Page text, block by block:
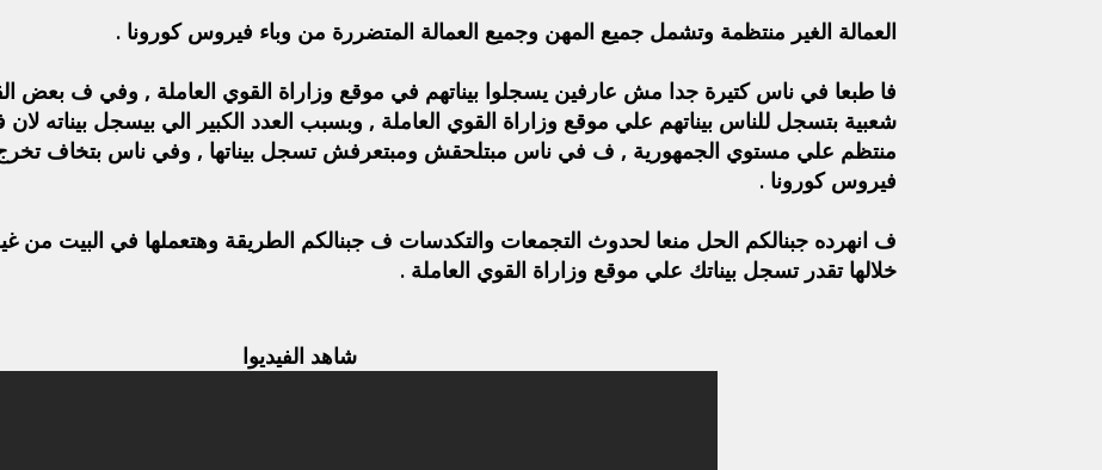
العمالة الغير منتظمة وتشمل جميع المهن وجميع العمالة المتضررة من وباء فيروس كورونا .
فا طبعا في ناس كتيرة جدا مش عارفين يسجلوا بيناتهم في موقع وزاراة القوي العاملة , وفي ف بعض
منتظم علي مستوي الجمهورية , ف في ناس مبتلحقش ومبتعرفش تسجل بيناتها , وفي ناس بتخاف
فيروس كورونا .
ف انهرده جبنالكم الحل منعا لحدوث التجمعات والتكدسات ف جبنالكم الطريقة وهتعملها في البيت
خلالها تقدر تسجل بيناتك علي موقع وزاراة القوي العاملة .
شاهد الفيديوا